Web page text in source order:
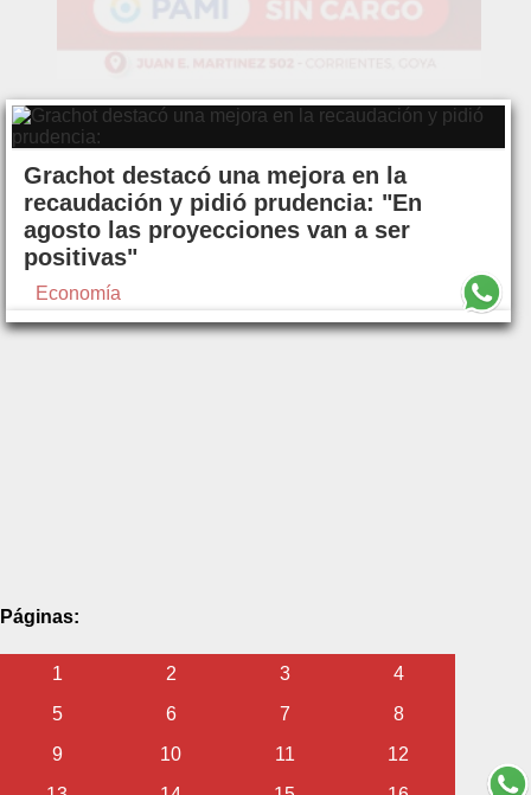
Grachot destacó una mejora en la
recaudación y pidió prudencia: "En
agosto las proyecciones van a ser
positivas"
Economía
Páginas:
1 2 3
4
5
6 7
8
9
10 11
12